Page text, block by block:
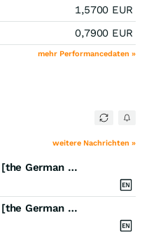
1,5700 EUR
0,7900 EUR
mehr Performancedaten »
weitere Nachrichten »
EQS-PVR: HelloFresh SE: Release according to Article 40, Section 1 of the WpHG [the German Securities Trading Act] with the objective of Europe-wide distribution
EQS-PVR: HelloFresh SE: Release according to Article 40, Section 1 of the WpHG [the German Securities Trading Act] with the objective of Europe-wide distribution